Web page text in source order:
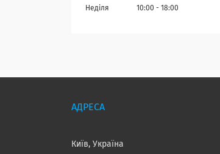
Неділя 10:00 18:00
Київ, Україна